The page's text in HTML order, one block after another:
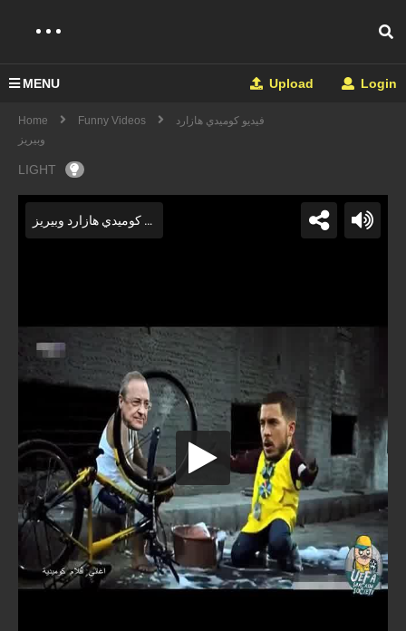
MENU Upload Login
Home Funny Videos
فيديو كوميدي هازارد
وبيريز
LIGHT